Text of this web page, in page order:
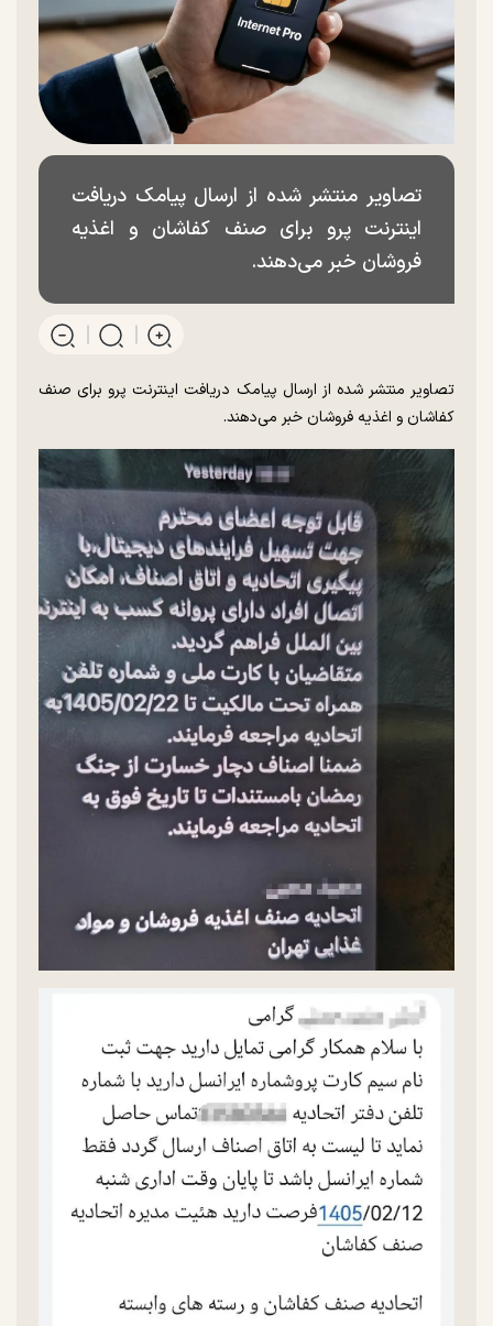
تصاویر منتشر شده از ارسال پیامک دریافت
اینترنت پرو برای صنف کفاشان و اغذیه
فروشان خبر می‌دهند.
تصاویر منتشر شده از ارسال پیامک دریافت اینترنت پرو برای صنف
کفاشان و اغذیه فروشان خبر می‌دهند.